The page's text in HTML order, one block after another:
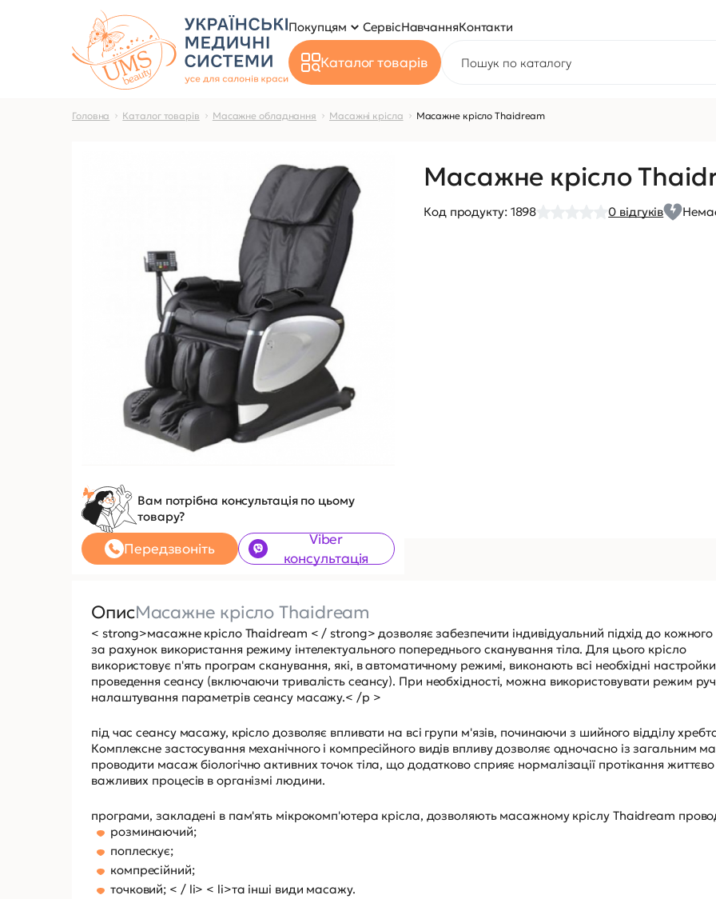
Покупцям СервісНавчанняКонтакти
Каталог товарів
Головна Каталог товарів Масажне обладнання Масажні крісла Масажне крісло Thaidream
Вам потрібна консультація по цьому
товару?
Передзвоніть
Viber
консультація
Масажне крісло
Код продукту: 1898 0 відгуків
ОписМасажне крісло Thaidream
< strong>масажне крісло Thaidream < / strong> дозволяє забезпечити індивідуальний підхід до кожного
за рахунок використання режиму інтелектуального попереднього сканування тіла. Для цього крісло
використовує п'ять програм сканування, які, в автоматичному режимі, виконають всі необхідні
проведення сеансу (включаючи тривалість сеансу). При необхідності, можна використовувати режим
налаштування параметрів сеансу масажу.< /p >
під час сеансу масажу, крісло дозволяє впливати на всі групи м'язів, починаючи з шийного відділу
Комплексне застосування механічного і компресійного видів впливу дозволяє одночасно із загальним
проводити масаж біологічно активних точок тіла, що додатково сприяє нормалізації протікання життєво
важливих процесів в організмі людини.
програми, закладені в пам'ять мікрокомп'ютера крісла, дозволяють масажному кріслу Thaidream
розминаючий;
поплескує;
компресійний;
точковий; < / li> < li>та інші види масажу.